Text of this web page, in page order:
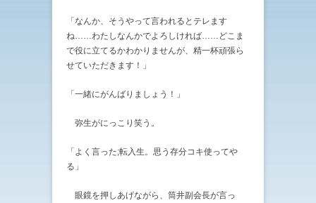
「なんか、そうやって言われるとテレます
ね……わたしなんかでよろしければ……どこま
で役に立てるかわかりませんが、精一杯頑張ら
せていただきます！」
「一緒にがんばりましょう！」
弥生がにっこり笑う。
「よく言った;転入生。思う存分コキ使ってや
る」
眼鏡を押しあげながら、筒井副会長が言っ